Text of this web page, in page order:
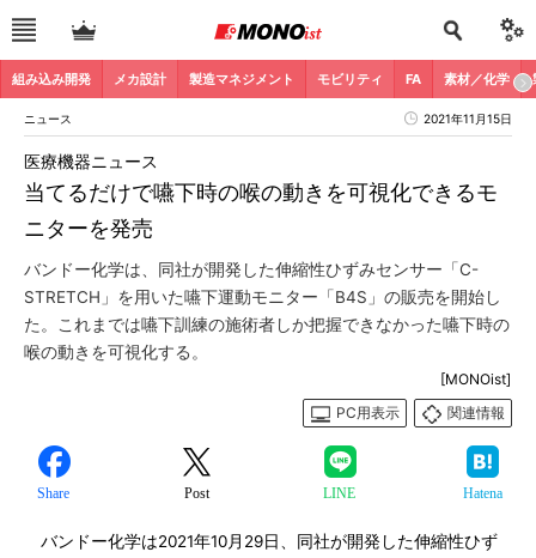
組み込み開発 メカ設計 製造マネジメント モビリティ FA 素材／化学
ニュース 2021年11月15日
当てるだけで嚥下時の喉の動きを可視化できるモ
ニターを発売
医療機器ニュース
バンドー化学は、同社が開発した伸縮性ひずみセンサー「C-
STRETCH」を用いた嚥下運動モニター「B4S」の販売を開始し
た。これまでは嚥下訓練の施術者しか把握できなかった嚥下時の
喉の動きを可視化する。
[MONOist]
PC用表示
関連情報
Share Post LINE Hatena
バンドー化学は2021年10月29日、同社が開発した伸縮性ひず